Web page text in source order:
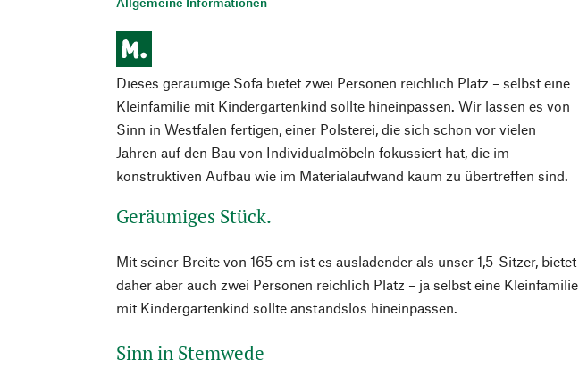
Dieses geräumige Sofa bietet zwei Personen reichlich Platz – selbst eine
Kleinfamilie mit Kindergartenkind sollte hineinpassen. Wir lassen es von
Sinn in Westfalen fertigen, einer Polsterei, die sich schon vor vielen
Jahren auf den Bau von Individualmöbeln fokussiert hat, die im
konstruktiven Aufbau wie im Materialaufwand kaum zu übertreffen sind.
Geräumiges Stück.
Mit seiner Breite von 165 cm ist es ausladender als unser 1,5-Sitzer, bietet
daher aber auch zwei Personen reichlich Platz – ja selbst eine Kleinfamilie
mit Kindergartenkind sollte anstandslos hineinpassen.
Sinn in Stemwede